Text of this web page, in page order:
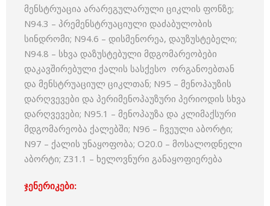
მენსტრუაცია არარეგულარული ციკლის ფონზე;
N94.3 – პრემენსტრუაციული დაძაბულობის
სინდრომი; N94.6 – დისმენორეა, დაუზუსტებელი;
N94.8 – სხვა დაზუსტებული მდგომარეობები
დაკავშირებული ქალის სასქესო ორგანოებთან
და მენსტრუაციულ ციკლთან; N95 – მენოპაუზის
დარღვევები და პერიმენოპაუზური პერიოდის სხვა
დარღვევები; N95.1 – მენოპაუზა და კლიმაქსური
მდგომარეობა ქალებში; N96 – ჩვეული აბორტი;
N97 – ქალის უნაყოფობა; O20.0 – მოსალოდნელი
აბორტი; Z31.1 – ხელოვნური განაყოფიერება
ჯენერიკები: